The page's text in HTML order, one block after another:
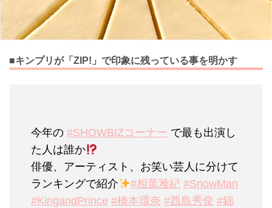
■キンプリが「ZIP!」で印象に残っている事を明かす
今年の #SHOWBIZコーナー で最も出演し
た人は誰か
俳優、アーティスト、お笑い芸人に分けて
ランキングで紹介
#相葉雅紀 #SnowMan
#KingandPrince #橋本環奈 #西島秀俊 #錦